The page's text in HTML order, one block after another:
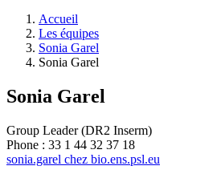
Accueil
Les équipes
Sonia Garel
Sonia Garel
Sonia Garel
Group Leader (DR2 Inserm)
Phone : 33 1 44 32 37 18
sonia.garel chez bio.ens.psl.eu